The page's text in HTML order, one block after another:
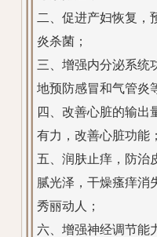
二、促进产妇恢复
炎杀菌；
三、增强内分泌系
地预防感冒和气管炎
四、改善心脏的输
有力，改善心脏功能；
五、润肤止痒，防
腻光泽，干燥瘙痒消
秀丽动人；
六、增强神经调节